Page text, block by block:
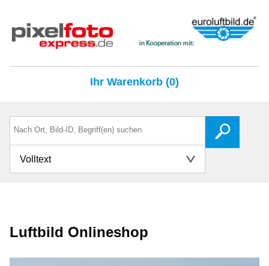
Ihr Warenkorb (0)
Volltext
Luftbild Onlineshop